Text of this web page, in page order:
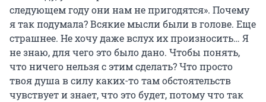
следующем году они нам не пригодятся». Почему
я так подумала? Всякие мысли были в голове. Еще
страшнее. Не хочу даже вслух их произносить… Я
не знаю, для чего это было дано. Чтобы понять,
что ничего нельзя с этим сделать? Что просто
твоя душа в силу каких-то там обстоятельств
чувствует и знает, что это будет, потому что так